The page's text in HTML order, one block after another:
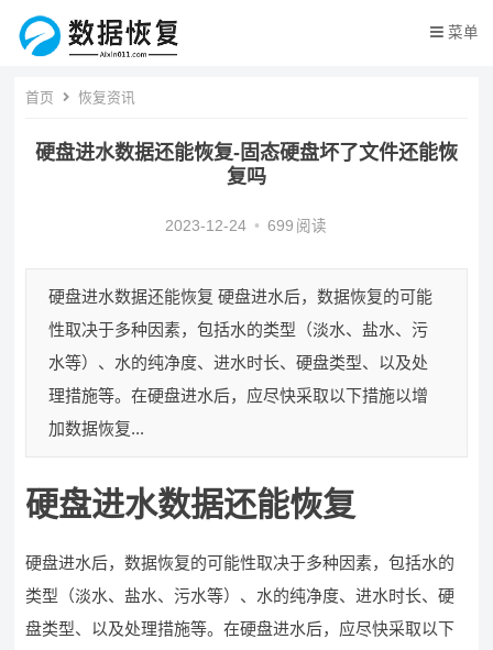
菜单
首页 恢复资讯
硬盘进水数据还能恢复-固态硬盘坏了文件还能恢
复吗
2023-12-24 • 699 阅读
硬盘进水数据还能恢复 硬盘进水后，数据恢复的可能
性取决于多种因素，包括水的类型（淡水、盐水、污
水等）、水的纯净度、进水时长、硬盘类型、以及处
理措施等。在硬盘进水后，应尽快采取以下措施以增
加数据恢复...
硬盘进水数据还能恢复
硬盘进水后，数据恢复的可能性取决于多种因素，包括水的
类型（淡水、盐水、污水等）、水的纯净度、进水时长、硬
盘类型、以及处理措施等。在硬盘进水后，应尽快采取以下